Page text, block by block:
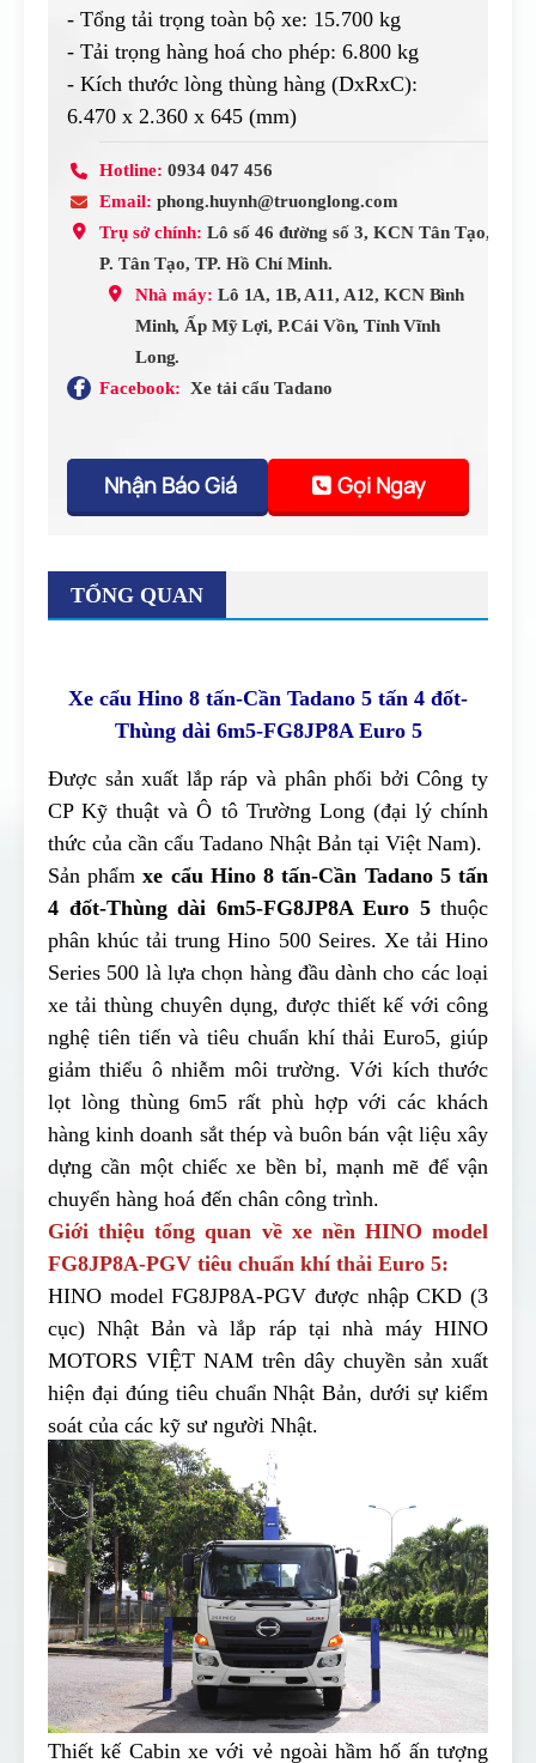
- Tổng tải trọng toàn bộ xe: 15.700 kg
- Tải trọng hàng hoá cho phép: 6.800 kg
- Kích thước lòng thùng hàng (DxRxC):
6.470 x 2.360 x 645 (mm)
Hotline: 0934 047 456
Email: phong.huynh@truonglong.com
Trụ sở chính: Lô số 46 đường số 3, KCN Tân Tạo,
P. Tân Tạo, TP. Hồ Chí Minh.
Nhà máy: Lô 1A, 1B, A11, A12, KCN Bình
Minh, Ấp Mỹ Lợi, P.Cái Vồn, Tỉnh Vĩnh
Long.
Facebook: Xe tải cẩu Tadano
Gọi Ngay
Nhận Báo Giá
TỔNG QUAN
Xe cẩu Hino 8 tấn-Cần Tadano 5 tấn 4 đốt-
Thùng dài 6m5-FG8JP8A Euro 5
Được sản xuất lắp ráp và phân phối bởi Công ty
CP Kỹ thuật và Ô tô Trường Long (đại lý chính
thức của cần cẩu Tadano Nhật Bản tại Việt Nam).
Sản phẩmxe cẩu Hino 8 tấn-Cần Tadano 5 tấn
4 đốt-Thùng dài 6m5-FG8JP8A Euro 5thuộc
phân khúc tải trung Hino 500 Seires. Xe tải Hino
Series 500 là lựa chọn hàng đầu dành cho các loại
xe tải thùng chuyên dụng, được thiết kế với công
nghệ tiên tiến và tiêu chuẩn khí thải Euro5, giúp
giảm thiểu ô nhiễm môi trường. Với kích thước
lọt lòng thùng 6m5 rất phù hợp với các khách
hàng kinh doanh sắt thép và buôn bán vật liệu xây
dựng cần một chiếc xe bền bỉ, mạnh mẽ để vận
chuyển hàng hoá đến chân công trình.
Giới thiệu tổng quan về xe nền HINO model
FG8JP8A-PGV tiêu chuẩn khí thải Euro 5:
HINO model FG8JP8A-PGV được nhập CKD (3
cục) Nhật Bản và lắp ráp tại nhà máy HINO
MOTORS VIỆT NAM trên dây chuyền sản xuất
hiện đại đúng tiêu chuẩn Nhật Bản, dưới sự kiểm
soát của các kỹ sư người Nhật.
Thiết kế Cabin xe với vẻ ngoài hầm hố ấn tượng